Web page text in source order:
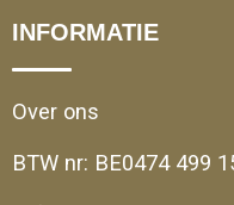
INFORMATIE
Over ons
BTW nr: BE0474 499